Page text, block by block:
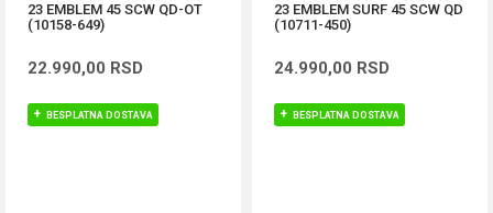
23 EMBLEM 45 SCW QD-OT
(10158-649)
22.990,00 RSD
BESPLATNA DOSTAVA
23 EMBLEM SURF 45 SCW QD
(10711-450)
24.990,00 RSD
BESPLATNA DOSTAVA